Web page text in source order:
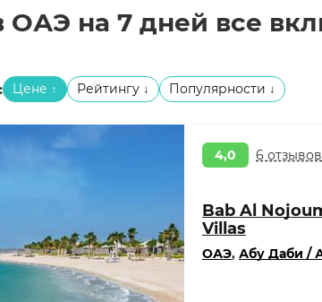
ОАЭ на 7 дней все
Цене ↑ Рейтингу ↓ Популярности ↓
4,0 6 отзывов
Bab Al
Villas
ОАЭ, Абу Даби /